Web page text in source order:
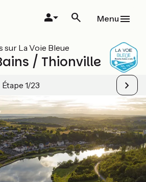
Menu
sur La Voie Bleue
/ Thionville
Étape 1/23